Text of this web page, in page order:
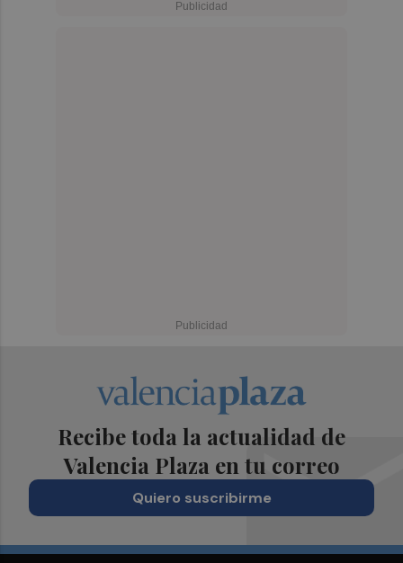
Recibe toda la actualidad de
Valencia Plaza en tu correo
Quiero suscribirme